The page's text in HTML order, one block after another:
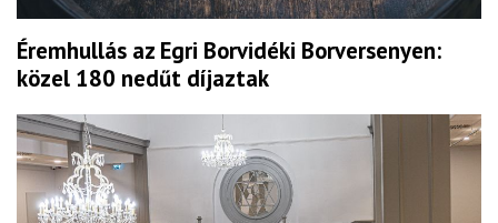
Éremhullás az Egri Borvidéki Borversenyen:
közel 180 nedűt díjaztak